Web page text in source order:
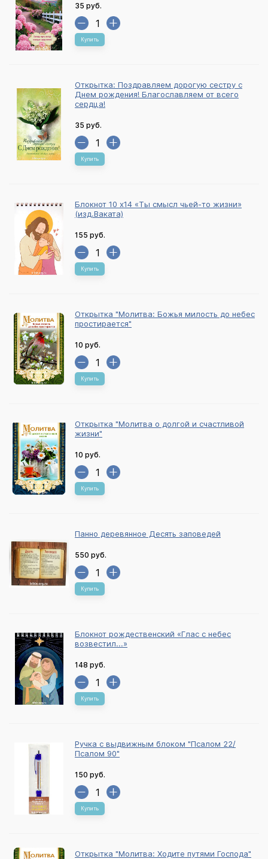
35 руб.
Купить
Открытка: Поздравляем дорогую сестру с
Днем рождения! Благославляем от всего
сердца!
35 руб.
Купить
Блокнот 10 х14 «Ты смысл чьей-то жизни»
(изд.Ваката)
155 руб.
Купить
Открытка "Молитва: Божья милость до небес
простирается"
10 руб.
Купить
Открытка "Молитва о долгой и счастливой
жизни"
10 руб.
Купить
Панно деревянное Десять заповедей
550 руб.
Купить
Блокнот рождественский «Глас с небес
возвестил...»
148 руб.
Купить
Ручка с выдвижным блоком "Псалом 22/
Псалом 90"
150 руб.
Купить
Открытка "Молитва: Ходите путями Господа"